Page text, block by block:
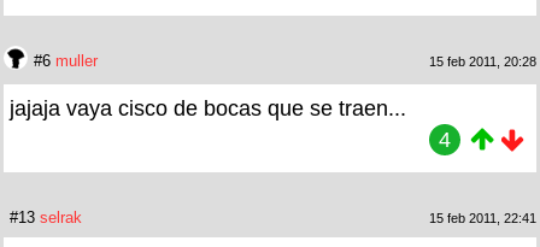
#6 muller 15 feb 2011, 20:28
jajaja vaya cisco de bocas que se traen...
4
#13 selrak 15 feb 2011, 22:41